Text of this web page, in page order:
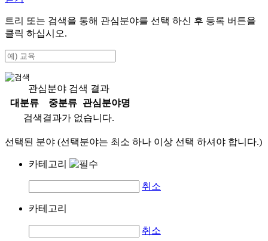
트리 또는 검색을 통해 관심분야를 선택 하신 후 등록 버튼을
클릭 하십시오.
관심분야 검색 결과
대분류
중분류
관심분야명
검색결과가 없습니다.
선택된 분야 (선택분야는 최소 하나 이상 선택 하셔야 합니다.)
카테고리
취소
카테고리
취소